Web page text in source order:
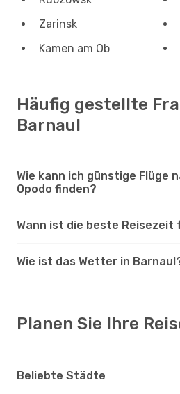
Zarinsk
Kamen am Ob
Häufig gestellte
Barnaul
Wie kann ich günstige Flüge
Opodo finden?
Wann ist die beste Reisezeit
Wie ist das Wetter in
Planen Sie Ihre
Beliebte Städte